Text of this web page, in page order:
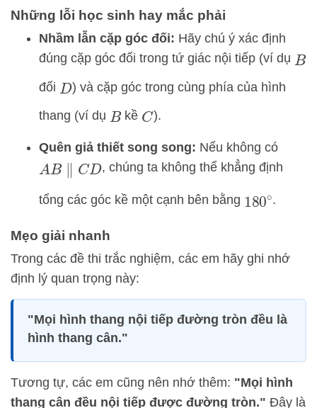
Những lỗi học sinh hay mắc phải
Nhầm lẫn cặp góc đối: Hãy chú ý xác định
đúng cặp góc đối trong tứ giác nội tiếp (ví dụ B
đối D) và cặp góc trong cùng phía của hình
thang (ví dụ B kề C).
Quên giả thiết song song: Nếu không có
AB∥ D , chúng ta không thể khẳng định
tổng các góc kề một cạnh bên bằng 180∘.
Mẹo giải nhanh
Trong các đề thi trắc nghiệm, các em hãy ghi nhớ
định lý quan trọng này:
"Mọi hình thang nội tiếp đường tròn đều là
hình thang cân."
Tương tự, các em cũng nên nhớ thêm: "Mọi hình
thang cân đều nội tiếp được đường tròn." Đây là